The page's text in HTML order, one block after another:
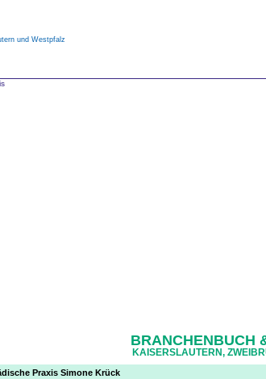
BRANCHENBUCH
KAISERSLAUTERN,
Praxis Simone Krück